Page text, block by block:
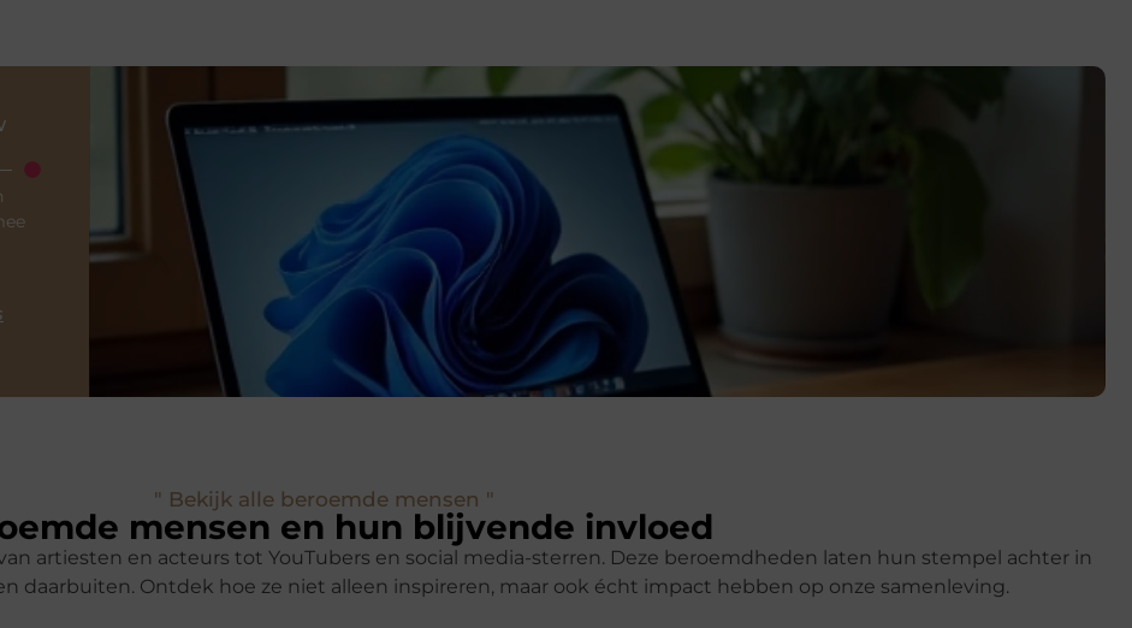
" Bekijk alle beroemde mensen "
mensen en hun blijvende invloed
artiesten en acteurs tot YouTubers en social media-sterren. Deze beroemdheden laten hun stempel achter in
daarbuiten. Ontdek hoe ze niet alleen inspireren, maar ook écht impact hebben op onze samenleving.